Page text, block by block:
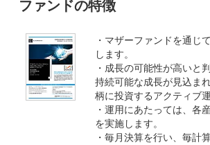
ファンドの特徴
・マザーファンドを通じ
します。
・成長の可能性が高いと
持続可能な成長が見込ま
柄に投資するアクティブ
・運用にあたっては、各
を実施します。
・毎月決算を行い、毎計